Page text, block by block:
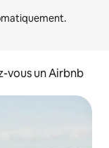
vous un Airbnb